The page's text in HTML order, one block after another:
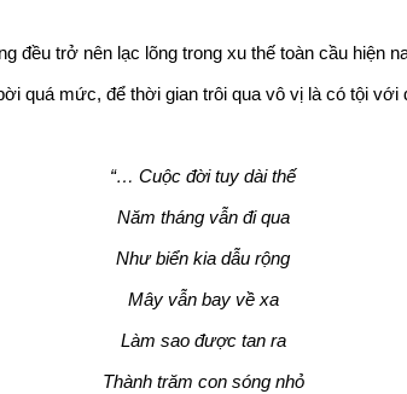
đều trở nên lạc lõng trong xu thế toàn cầu hiện
quá mức, để thời gian trôi qua vô vị là có tội
“… Cuộc đời tuy dài thế
Năm tháng vẫn đi qua
Như biển kia dẫu rộng
Mây vẫn bay về xa
Làm sao được tan ra
Thành trăm con sóng nhỏ